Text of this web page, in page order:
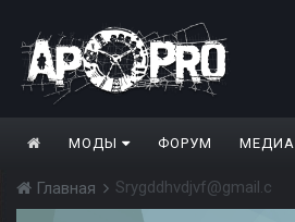
МОДЫ ФОРУМ МЕДИА
Главная Srygddhvdjvf@gmail.c